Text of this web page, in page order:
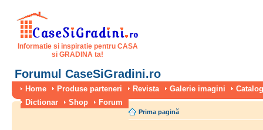
Informatie si inspiratie pentru CASA
si GRADINA ta!
Forumul CaseSiGradini.ro
Home Produse parteneri Revista Galerie imagini
Dictionar
Shop Forum
Prima pagină